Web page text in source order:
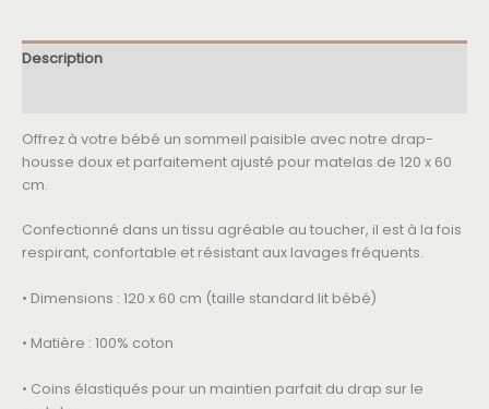
Description
Offrez à votre bébé un sommeil paisible avec notre drap-
housse doux et parfaitement ajusté pour matelas de 120 x 60
cm.
Confectionné dans un tissu agréable au toucher, il est à la fois
respirant, confortable et résistant aux lavages fréquents.
• Dimensions : 120 x 60 cm (taille standard lit bébé)
• Matière : 100% coton
• Coins élastiqués pour un maintien parfait du drap sur le